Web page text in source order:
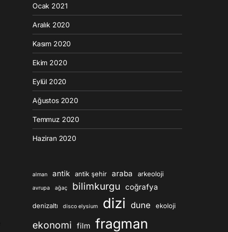
Ocak 2021
Aralık 2020
Kasım 2020
Ekim 2020
Eylül 2020
Ağustos 2020
Temmuz 2020
Haziran 2020
alman antik antik şehir araba arkeoloji
avrupa ağaç bilimkurgu coğrafya
denizaltı disco elysium dizi dune ekoloji
ekonomi film fragman